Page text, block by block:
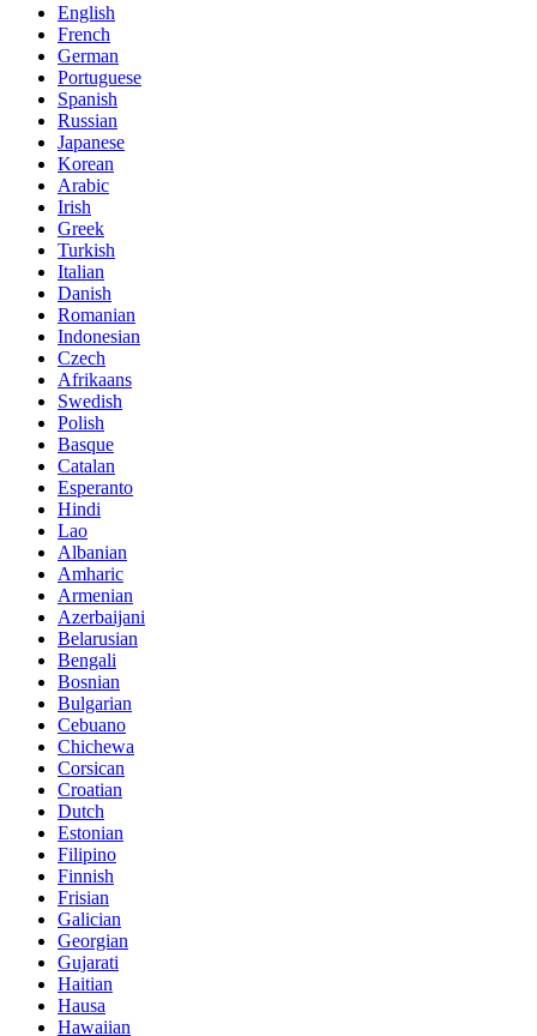
English
French
German
Portuguese
Spanish
Russian
Japanese
Korean
Arabic
Irish
Greek
Turkish
Italian
Danish
Romanian
Indonesian
Czech
Afrikaans
Swedish
Polish
Basque
Catalan
Esperanto
Hindi
Lao
Albanian
Amharic
Armenian
Azerbaijani
Belarusian
Bengali
Bosnian
Bulgarian
Cebuano
Chichewa
Corsican
Croatian
Dutch
Estonian
Filipino
Finnish
Frisian
Galician
Georgian
Gujarati
Haitian
Hausa
Hawaiian